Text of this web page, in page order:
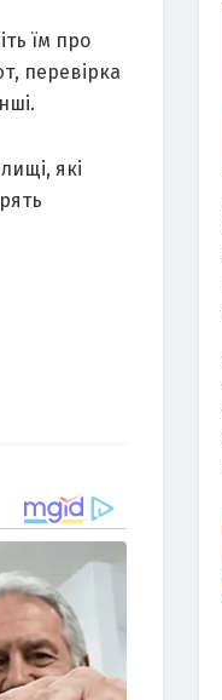
їм про
перевірка
які